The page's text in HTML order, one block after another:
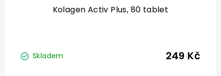
Kolagen Activ Plus, 80 tablet
Skladem 249 Kč